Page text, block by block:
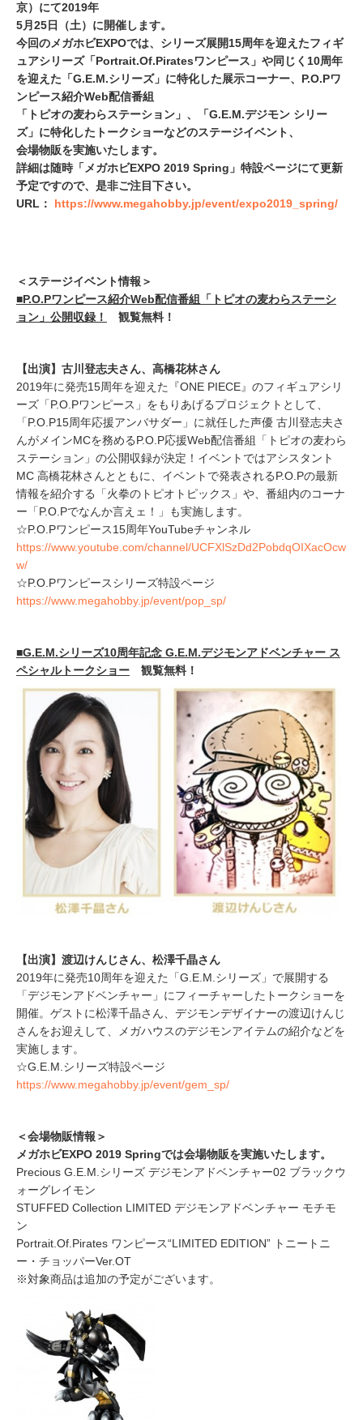
京）にて2019年
5月25日（土）に開催します。
今回のメガホビEXPOでは、シリーズ展開15周年を迎えたフィギ
ュアシリーズ「Portrait.Of.Piratesワンピース」や同じく10周年
を迎えた「G.E.M.シリーズ」に特化した展示コーナー、P.O.Pワ
ンピース紹介Web配信番組
「トピオの麦わらステーション」、「G.E.M.デジモン シリー
ズ」に特化したトークショーなどのステージイベント、
会場物販を実施いたします。
詳細は随時「メガホビEXPO 2019 Spring」特設ページにて更新
予定ですので、是非ご注目下さい。
URL： https://www.megahobby.jp/event/expo2019_spring/
＜ステージイベント情報＞
■P.O.Pワンピース紹介Web配信番組「トピオの麦わらステーシ
ョン」公開収録！
観覧無料！
【出演】古川登志夫さん、高橋花林さん
2019年に発売15周年を迎えた『ONE PIECE』のフィギュアシリ
ーズ「P.O.Pワンピース」をもりあげるプロジェクトとして、
「P.O.P15周年応援アンバサダー」に就任した声優 古川登志夫さ
んがメインMCを務めるP.O.P応援Web配信番組「トピオの麦わら
ステーション」の公開収録が決定！イベントではアシスタント
MC 高橋花林さんとともに、イベントで発表されるP.O.Pの最新
情報を紹介する「火拳のトピオトピックス」や、番組内のコーナ
ー「P.O.Pでなんか言えェ！」も実施します。
☆P.O.Pワンピース15周年YouTubeチャンネル
https://www.youtube.com/channel/UCFXlSzDd2PobdqOIXacOcw
w/
☆P.O.Pワンピースシリーズ特設ページ
https://www.megahobby.jp/event/pop_sp/
■G.E.M.シリーズ10周年記念 G.E.M.デジモンアドベンチャー ス
ペシャルトークショー 観覧無料！
【出演】渡辺けんじさん、松澤千晶さん
2019年に発売10周年を迎えた「G.E.M.シリーズ」で展開する
「デジモンアドベンチャー」にフィーチャーしたトークショーを
開催。ゲストに松澤千晶さん、デジモンデザイナーの渡辺けんじ
さんをお迎えして、メガハウスのデジモンアイテムの紹介などを
実施します。
☆G.E.M.シリーズ特設ページ
https://www.megahobby.jp/event/gem_sp/
＜会場物販情報＞
メガホビEXPO 2019 Springでは会場物販を実施いたします。
Precious G.E.M.シリーズ デジモンアドベンチャー02 ブラックウ
ォーグレイモン
STUFFED Collection LIMITED デジモンアドベンチャー モチモ
ン
Portrait.Of.Pirates ワンピース“LIMITED EDITION” トニートニ
ー・チョッパーVer.OT
※対象商品は追加の予定がございます。